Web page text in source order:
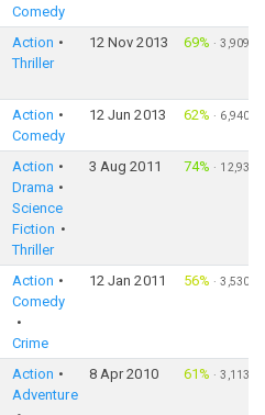
Comedy
Action
Thriller
12 Nov 2013 69% ·3,909
Action
Comedy
12 Jun 2013 62% · 6,940
Action
Drama
Science
Fiction
Thriller
3 Aug 2011 74% · 12,933
Action
Comedy
Crime
12 Jan 2011 56% ·3,530
Action
Adventure
8 Apr 2010 61% ·3,113